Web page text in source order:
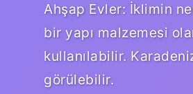
Ahşap Evler: İklimin
bir yapı malzemesi
kullanılabilir.
görülebilir.